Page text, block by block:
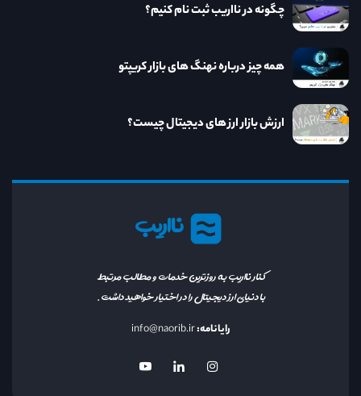
نااریب
کنار نااریب به روزترین خدمات و مطالب مرتبط
با دنیای ارز دیجیتال را در اختیار خواهید داشت.
رایانامه:info@naorib.ir
چگونه در نااریب ثبت نام کنیم؟
همه چیز درباره نهنگ های بازار کریپتو
ارزش بازار ارز های دیجیتال چیست؟